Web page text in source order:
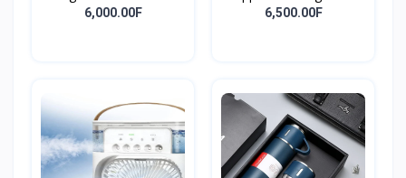
avec écurie pour Cisco,
capacité d'organisation
6,000.00F
et d'organisation
6,500.00F